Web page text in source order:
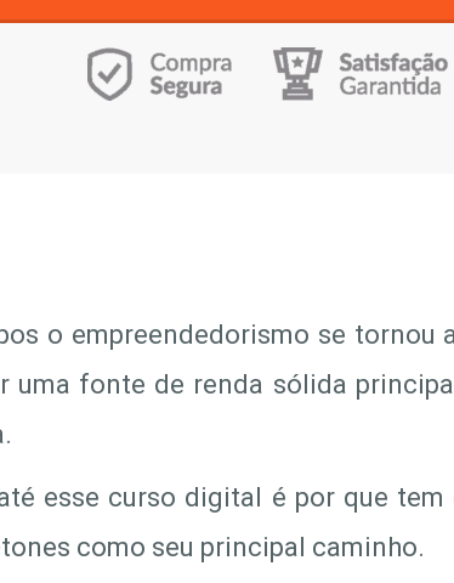
o empreendedorismo se tornou
uma fonte de renda sólida
esse curso digital é por que
como seu principal caminho.